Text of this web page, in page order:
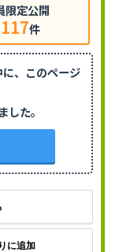
限定公開
117件
、 このページ
した。
に追加